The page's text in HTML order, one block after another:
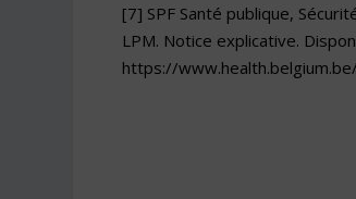
[7] SPF Santé publique,
LPM. Notice explicative.
https://